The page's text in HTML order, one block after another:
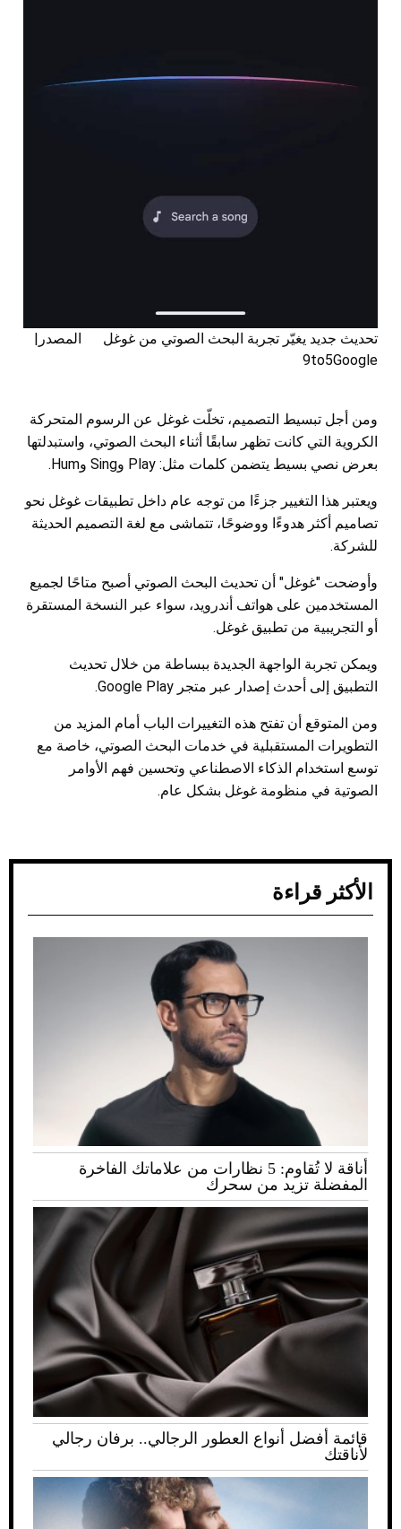
تحديث جديد يغيّر تجربة البحث الصوتي من غوغل المصدر|
9to5Google
ومن أجل تبسيط التصميم، تخلّت غوغل عن الرسوم المتحركة
الكروية التي كانت تظهر سابقًا أثناء البحث الصوتي، واستبدلتها
بعرض نصي بسيط يتضمن كلمات مثل: Play وSing وHum.
ويعتبر هذا التغيير جزءًا من توجه عام داخل تطبيقات غوغل نحو
تصاميم أكثر هدوءًا ووضوحًا، تتماشى مع لغة التصميم الحديثة
للشركة.
وأوضحت "غوغل" أن تحديث البحث الصوتي أصبح متاحًا لجميع
المستخدمين على هواتف أندرويد، سواء عبر النسخة المستقرة
أو التجريبية من تطبيق غوغل.
ويمكن تجربة الواجهة الجديدة ببساطة من خلال تحديث
التطبيق إلى أحدث إصدار عبر متجر Google Play.
ومن المتوقع أن تفتح هذه التغييرات الباب أمام المزيد من
التطويرات المستقبلية في خدمات البحث الصوتي، خاصة مع
توسع استخدام الذكاء الاصطناعي وتحسين فهم الأوامر
الصوتية في منظومة غوغل بشكل عام.
الأكثر قراءة
أناقة لا تُقاوم: 5 نظارات من علاماتك الفاخرة
المفضلة تزيد من سحرك
قائمة أفضل أنواع العطور الرجالي.. برفان رجالي
لأناقتك